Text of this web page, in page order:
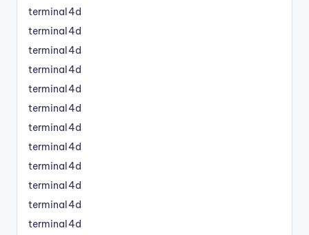
terminal4d
terminal4d
terminal4d
terminal4d
terminal4d
terminal4d
terminal4d
terminal4d
terminal4d
terminal4d
terminal4d
terminal4d